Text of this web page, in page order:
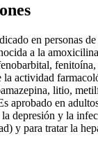
en personas
a la
la actividad
litio,
aprobado en
la depresión y la
y para tratar la